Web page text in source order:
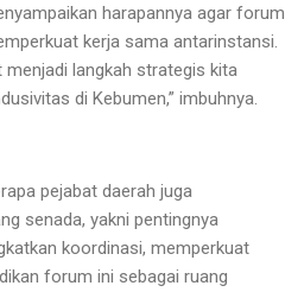
harapannya agar forum
kerja sama antarinstansi.
menjadi langkah strategis kita
di Kebumen,” imbuhnya.
pejabat daerah juga
senada, yakni pentingnya
koordinasi, memperkuat
forum ini sebagai ruang